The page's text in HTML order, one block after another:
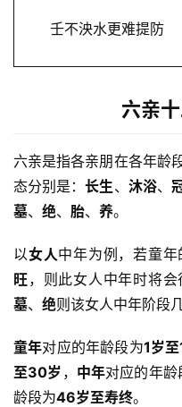
壬不泱水更难提防
六亲
六亲是指各亲朋在各年龄
态分别是：长生、 沐浴、
墓、 绝、 胎、 养。
以女人中年为例，若童年
旺，则此女人中年时将
墓、 绝则该女人中年阶段
童年对应的年龄段为1岁
至30岁 ， 中年对应的年龄
龄段为46岁至寿终。